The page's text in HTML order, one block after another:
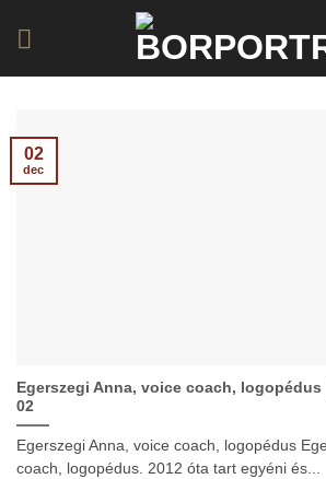
Egerszegi Anna, voice coach, logopédus
02
Egerszegi Anna, voice coach, logopédus
coach, logopédus. 2012 óta tart egyéni és...
02
dec